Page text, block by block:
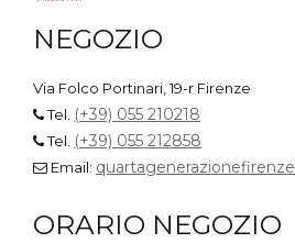
NEGOZIO
Via Folco Portinari, 19-r Firenze
Tel. (+39) 055 210218
Tel. (+39) 055 212858
Email:
ORARIO NEGOZIO